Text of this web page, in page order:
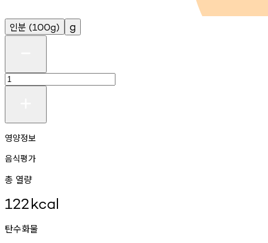
인분 (100g) g
영양정보
음식평가
총 열량
122kcal
탄수화물